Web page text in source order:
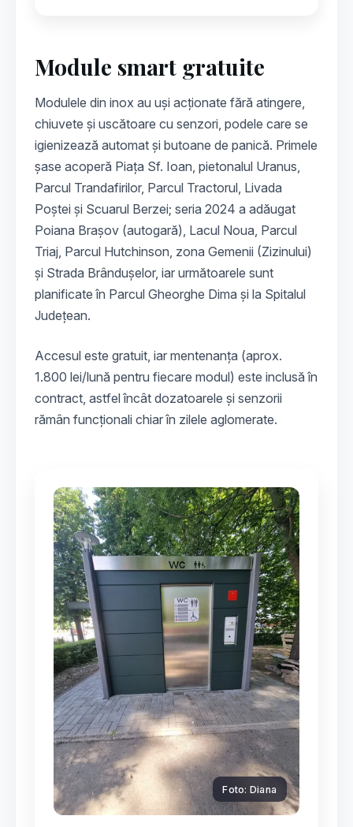
Module smart gratuite
Modulele din inox au uși acționate fără atingere,
chiuvete și uscătoare cu senzori, podele care se
igienizează automat și butoane de panică. Primele
șase acoperă Piața Sf. Ioan, pietonalul Uranus,
Parcul Trandafirilor, Parcul Tractorul, Livada
Poștei și Scuarul Berzei; seria 2024 a adăugat
Poiana Brașov (autogară), Lacul Noua, Parcul
Triaj, Parcul Hutchinson, zona Gemenii (Zizinului)
și Strada Brândușelor, iar următoarele sunt
planificate în Parcul Gheorghe Dima și la Spitalul
Județean.
Accesul este gratuit, iar mentenanța (aprox.
1.800 lei/lună pentru fiecare modul) este inclusă în
contract, astfel încât dozatoarele și senzorii
rămân funcționali chiar în zilele aglomerate.
Foto: Diana